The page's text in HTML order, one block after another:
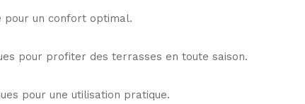
pour un confort optimal.
pour profiter des terrasses en toute saison.
pour une utilisation pratique.